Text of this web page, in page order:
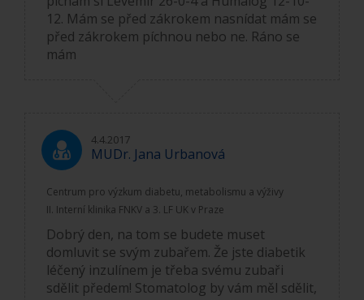
12. Mám se před zákrokem nasnídat mám se
před zákrokem píchnou nebo ne. Ráno se
mám
4.4.2017
MUDr. Jana Urbanová
Centrum pro výzkum diabetu, metabolismu a výživy
II. Interní klinika FNKV a 3. LF UK v Praze
Dobrý den, na tom se budete muset
domluvit se svým zubařem. Že jste diabetik
léčený inzulínem je třeba svému zubaři
sdělit předem! Stomatolog by vám měl sdělit,